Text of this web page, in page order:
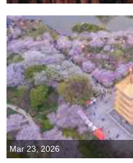
Mar 23, 2026